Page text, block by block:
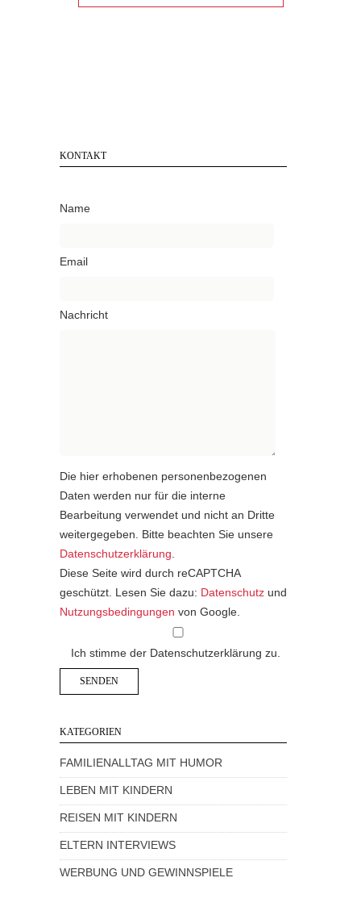
KONTAKT
Name
Email
Nachricht
Die hier erhobenen personenbezogenen
Daten werden nur für die interne
Bearbeitung verwendet und nicht an Dritte
weitergegeben. Bitte beachten Sie unsere
Datenschutzerklärung.
Diese Seite wird durch reCAPTCHA
geschützt. Lesen Sie dazu: Datenschutz und
Nutzungsbedingungen von Google.
Ich stimme der Datenschutzerklärung zu.
KATEGORIEN
FAMILIENALLTAG MIT HUMOR
LEBEN MIT KINDERN
REISEN MIT KINDERN
ELTERN INTERVIEWS
WERBUNG UND GEWINNSPIELE